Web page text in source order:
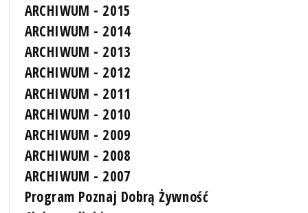
ARCHIWUM - 2015
ARCHIWUM - 2014
ARCHIWUM - 2013
ARCHIWUM - 2012
ARCHIWUM - 2011
ARCHIWUM - 2010
ARCHIWUM - 2009
ARCHIWUM - 2008
ARCHIWUM - 2007
Program Poznaj Dobrą Żywność